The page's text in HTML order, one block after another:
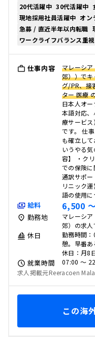
20代活躍中 30代活躍中
現地採用社員活躍中 オン
急募 / 直近半年以内転職
ワークライフバランス重視
仕事内容
マレーシ
郊））で
グ/PR、接
ター 医療
日本人オ
本語対応
療サービ
です。 仕
も確立し
いうやる
容】 ・ク
での保険
通訳サポ
リニック
語の使用
給料 6,500
勤務地
マレーシ
郊）の求人
休日
勤務時間
憩。早番
休日：月8
就業時間
07:00 〜
求人掲載元Reeracoen
この海